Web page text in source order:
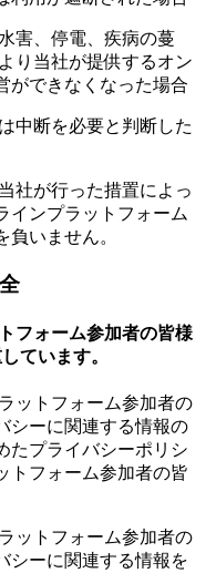
害、停電、疾病の蔓
り当社が提供するオン
ができなくなった場合
中断を必要と判断した
社が行った措置によっ
インプラットフォーム
いません。
フォーム参加者の皆様
ています。
ットフォーム参加者の
シーに関連する情報の
たプライバシーポリシ
トフォーム参加者の皆
ットフォーム参加者の
シーに関連する情報を